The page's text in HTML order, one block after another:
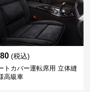
(税込)
トカバー運転席用 立体縫
高級車